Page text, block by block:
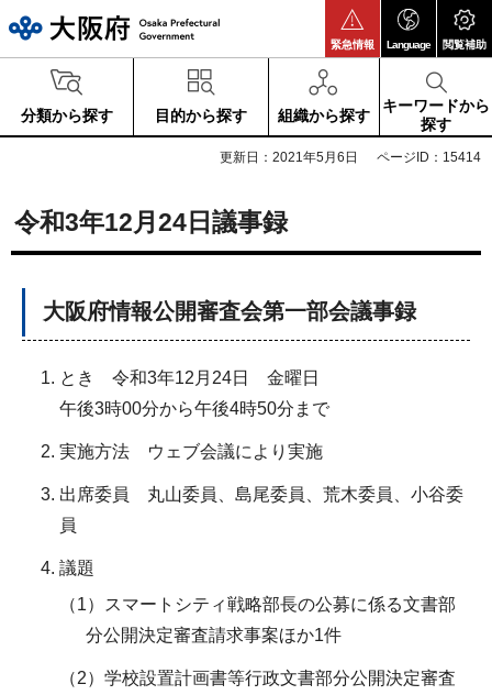
緊急情報 Language 閲覧補助
分類から探す 目的から探す 組織から探す
キーワードから
探す
更新日：2021年5月6日 ページID：15414
令和3年12月24日議事録
大阪府情報公開審査会第一部会議事録
とき 令和3年12月24日 金曜日
午後3時00分から午後4時50分まで
実施方法 ウェブ会議により実施
出席委員 丸山委員、島尾委員、荒木委員、小谷委
員
議題
（1）スマートシティ戦略部長の公募に係る文書部
分公開決定審査請求事案ほか1件
（2）学校設置計画書等行政文書部分公開決定審査